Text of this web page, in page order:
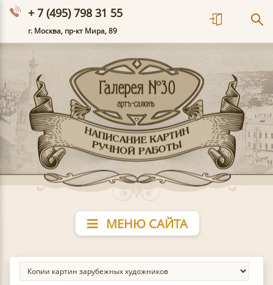
+ 7 (495) 798 31 55
г. Москва, пр-кт Мира, 89
МЕНЮ САЙТА